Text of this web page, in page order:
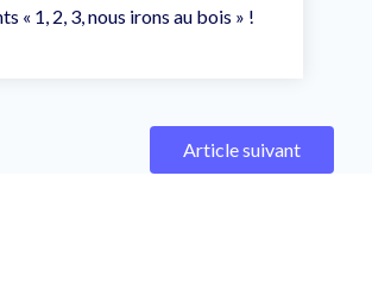
« 1, 2, 3, nous irons au bois » !
Article suivant